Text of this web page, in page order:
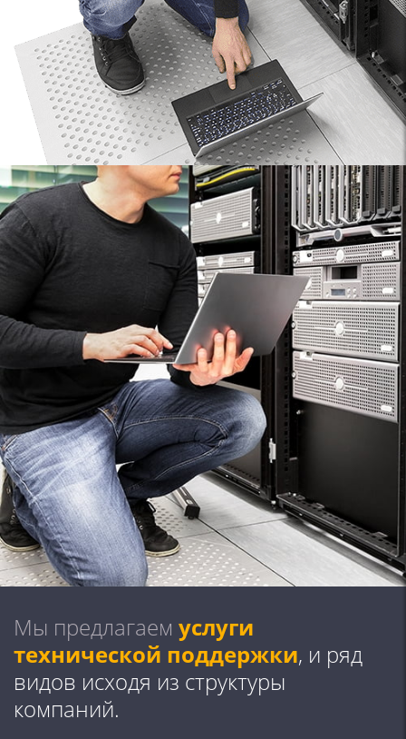
Мы предлагаем услуги
технической поддержки, и ряд
видов исходя из структуры
компаний.